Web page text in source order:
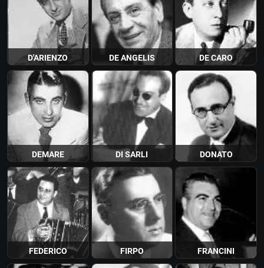
D'ARIENZO DE ANGELIS DE CARO
DEMARE DI SARLI DONATO
FEDERICO FIRPO FRANCINI